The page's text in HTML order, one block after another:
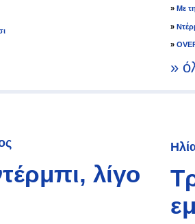
» Με
»
»
»
λίγο